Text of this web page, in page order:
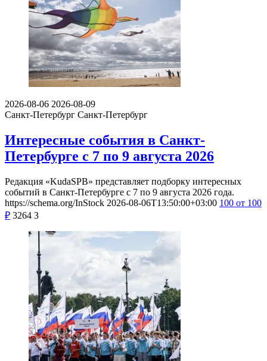
2026-08-06 2026-08-09
Санкт-Петербург Санкт-Петербург
Интересные события в Санкт-
Петербурге с 7 по 9 августа 2026
Редакция «KudaSPB» представляет подборку интересных
событий в Санкт-Петербурге с 7 по 9 августа 2026 года.
https://schema.org/InStock 2026-08-06T13:50:00+03:00 100 от 100
₽ 3264 3